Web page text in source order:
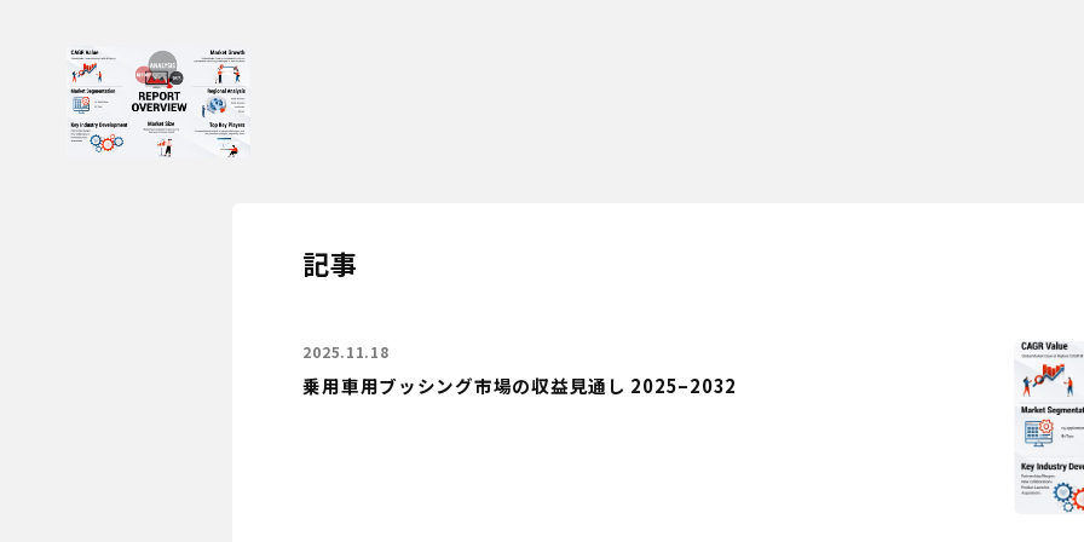
記事
乗用車用ブッシング市場の収益見通し 2025–2032
2025.11.18